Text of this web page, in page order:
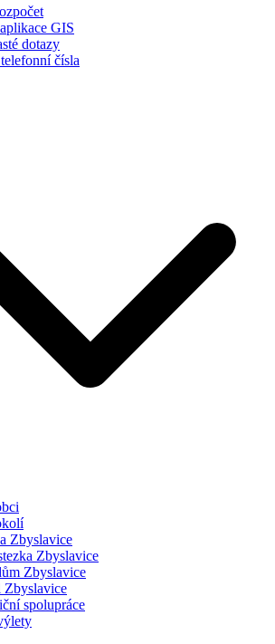
GIS
dotazy
čísla
Zbyslavice
Zbyslavice
Zbyslavice
Zbyslavice
spolupráce